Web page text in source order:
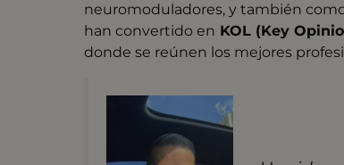
neuromoduladores, y también
han convertido en KOL (Key
donde se reúnen los mejores